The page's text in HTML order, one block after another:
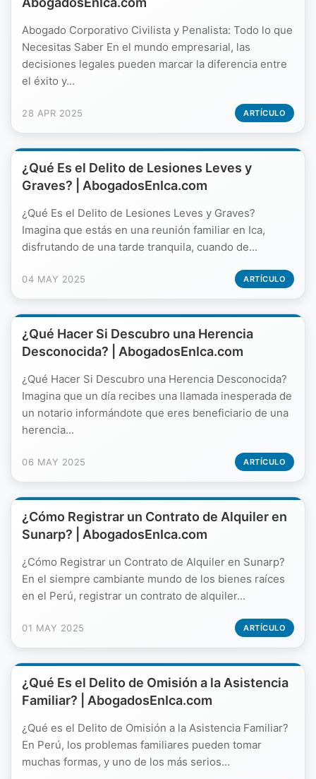
Abogado Corporativo Civilista y Penalista: Todo lo que
Necesitas Saber En el mundo empresarial, las
decisiones legales pueden marcar la diferencia entre
el éxito y...
28 APR 2025 ARTÍCULO
¿Qué Es el Delito de Lesiones Leves y
Graves? | AbogadosEnIca.com
¿Qué Es el Delito de Lesiones Leves y Graves?
Imagina que estás en una reunión familiar en Ica,
disfrutando de una tarde tranquila, cuando de...
04 MAY 2025 ARTÍCULO
¿Qué Hacer Si Descubro una Herencia
Desconocida? | AbogadosEnIca.com
¿Qué Hacer Si Descubro una Herencia Desconocida?
Imagina que un día recibes una llamada inesperada de
un notario informándote que eres beneficiario de una
herencia...
06 MAY 2025 ARTÍCULO
¿Cómo Registrar un Contrato de Alquiler en
Sunarp? | AbogadosEnIca.com
¿Cómo Registrar un Contrato de Alquiler en Sunarp?
En el siempre cambiante mundo de los bienes raíces
en el Perú, registrar un contrato de alquiler...
01 MAY 2025 ARTÍCULO
¿Qué Es el Delito de Omisión a la Asistencia
Familiar? | AbogadosEnIca.com
¿Qué es el Delito de Omisión a la Asistencia Familiar?
En Perú, los problemas familiares pueden tomar
muchas formas, y uno de los más serios...